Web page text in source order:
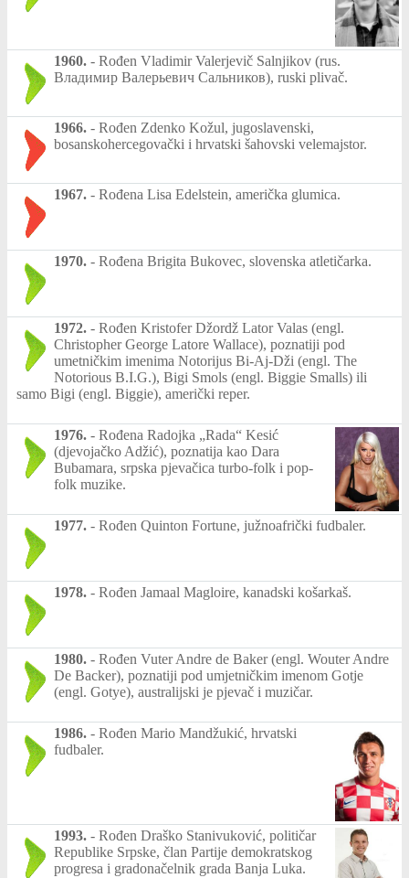
1960. - Rođen Vladimir Valerjevič Salnjikov (rus.
Владимир Валерьевич Сальников), ruski plivač.
1966. - Rođen Zdenko Kožul, jugoslavenski,
bosanskohercegovački i hrvatski šahovski velemajstor.
1967. - Rođena Lisa Edelstein, američka glumica.
1970. - Rođena Brigita Bukovec, slovenska atletičarka.
1972. - Rođen Kristofer Džordž Lator Valas (engl.
Christopher George Latore Wallace), poznatiji pod
umetničkim imenima Notorijus Bi-Aj-Dži (engl. The
Notorious B.I.G.), Bigi Smols (engl. Biggie Smalls) ili
samo Bigi (engl. Biggie), američki reper.
1976. - Rođena Radojka „Rada“ Kesić
(djevojačko Adžić), poznatija kao Dara
Bubamara, srpska pjevačica turbo-folk i pop-
folk muzike.
1977. - Rođen Quinton Fortune, južnoafrički fudbaler.
1978. - Rođen Jamaal Magloire, kanadski košarkaš.
1980. - Rođen Vuter Andre de Baker (engl. Wouter Andre
De Backer), poznatiji pod umjetničkim imenom Gotje
(engl. Gotye), australijski je pjevač i muzičar.
1986. - Rođen Mario Mandžukić, hrvatski
fudbaler.
1993. - Rođen Draško Stanivuković, političar
Republike Srpske, član Partije demokratskog
progresa i gradonačelnik grada Banja Luka.